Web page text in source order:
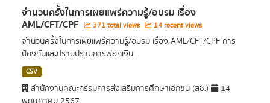
จำนวนครั้งในการเผยแพร่ความรู้/อบรม เรื่อง
AML/CFT/CPF 371 total views 14 recent views
จำนวนครั้งในการเผยแพร่ความรู้/อบรม เรื่อง AML/CFT/CPF การ
ป้องกันและปราบปรามการฟอกเงิน...
CSV
สำนักงานคณะกรรมการส่งเสริมการศึกษาเอกชน (สช.)
14